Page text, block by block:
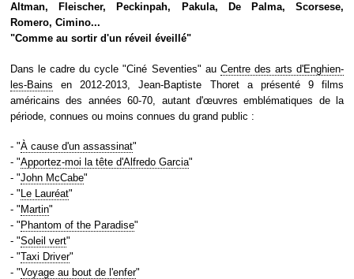
Altman, Fleischer, Peckinpah, Pakula, De Palma, Scorsese,
Romero, Cimino...
"Comme au sortir d'un réveil éveillé"
Dans le cadre du cycle "Ciné Seventies" au Centre des arts d'Enghien-
les-Bains en 2012-2013, Jean-Baptiste Thoret a présenté 9 films
américains des années 60-70, autant d'œuvres emblématiques de la
période, connues ou moins connues du grand public :
- "À cause d'un assassinat"
- "Apportez-moi la tête d'Alfredo Garcia"
- "John McCabe"
- " Le Lauréat"
- " Martin"
- " Phantom of the Paradise"
- "Soleil vert"
- "Taxi Driver"
- "Voyage au bout de l'enfer"